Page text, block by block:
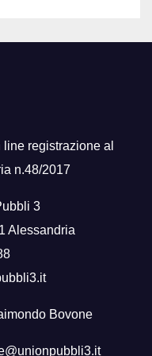
registrazione al
n.48/2017
3
Alessandria
Bovone